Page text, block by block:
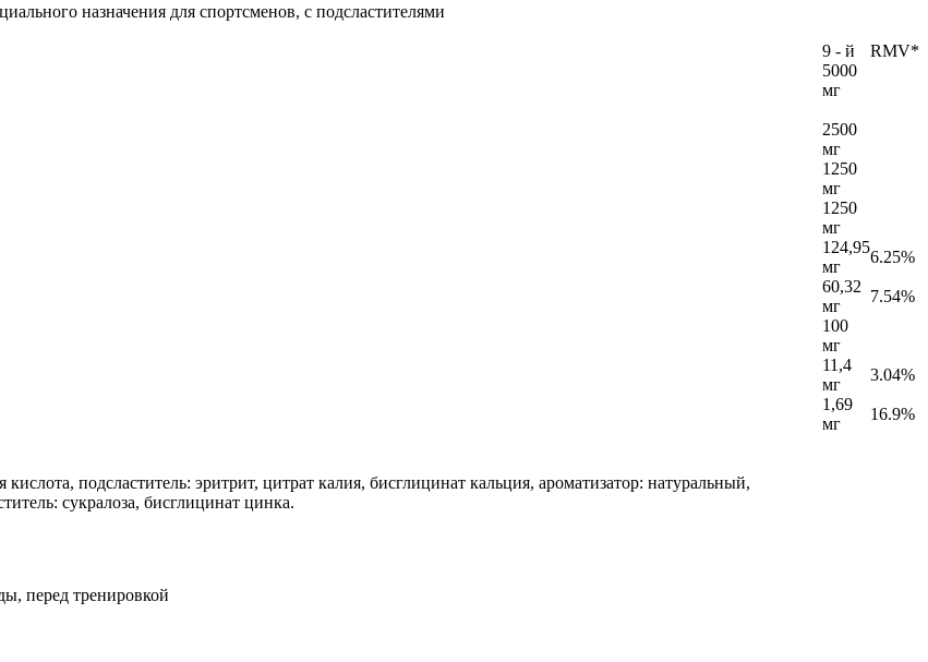
назначения для спортсменов, с подсластителями
9 - й
RMV*
5000
мг
2500
мг
1250
мг
1250
мг
124,95
мг
6.25%
60,32
мг
7.54%
100
мг
11,4
мг
3.04%
1,69
мг
16.9%
подсластитель: эритрит, цитрат калия, бисглицинат кальция, ароматизатор: натуральный,
сукралоза, бисглицинат цинка.
перед тренировкой